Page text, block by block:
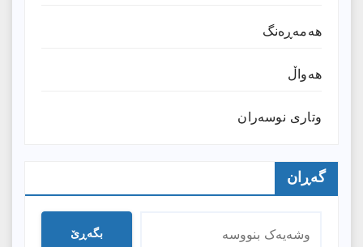
هەمەڕەنگ
هەواڵ
وتارى نوسەران
گەڕان
بگەڕێ